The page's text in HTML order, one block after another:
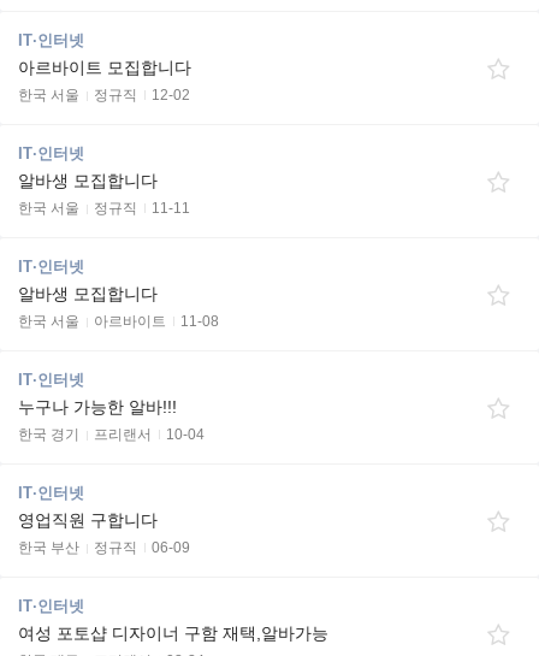
IT·인터넷
아르바이트 모집합니다
한국 서울 정규직 12-02
IT·인터넷
알바생 모집합니다
한국 서울 정규직 11-11
IT·인터넷
알바생 모집합니다
한국 서울 아르바이트 11-08
IT·인터넷
누구나 가능한 알바!!!
한국 경기 프리랜서 10-04
IT·인터넷
영업직원 구합니다
한국 부산 정규직 06-09
IT·인터넷
여성 포토샵 디자이너 구함 재택,알바가능